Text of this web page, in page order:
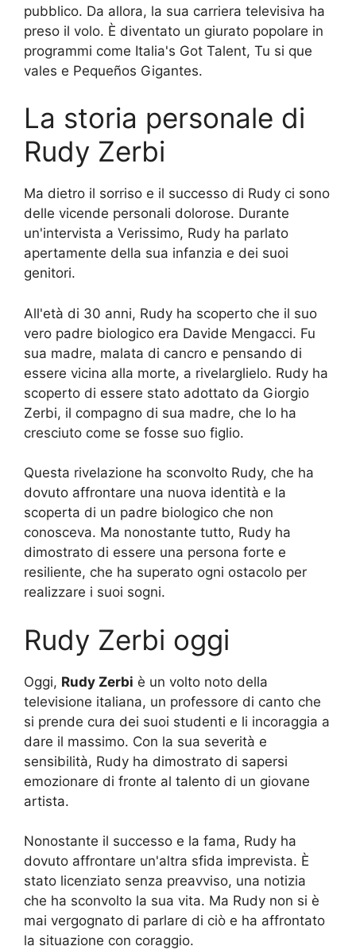
pubblico. Da allora, la sua carriera televisiva ha
preso il volo. È diventato un giurato popolare in
programmi come Italia's Got Talent, Tu si que
vales e Pequeños Gigantes.
La storia personale di
Rudy Zerbi
Ma dietro il sorriso e il successo di Rudy ci sono
delle vicende personali dolorose. Durante
un'intervista a Verissimo, Rudy ha parlato
apertamente della sua infanzia e dei suoi
genitori.
All'età di 30 anni, Rudy ha scoperto che il suo
vero padre biologico era Davide Mengacci. Fu
sua madre, malata di cancro e pensando di
essere vicina alla morte, a rivelarglielo. Rudy ha
scoperto di essere stato adottato da Giorgio
Zerbi, il compagno di sua madre, che lo ha
cresciuto come se fosse suo figlio.
Questa rivelazione ha sconvolto Rudy, che ha
dovuto affrontare una nuova identità e la
scoperta di un padre biologico che non
conosceva. Ma nonostante tutto, Rudy ha
dimostrato di essere una persona forte e
resiliente, che ha superato ogni ostacolo per
realizzare i suoi sogni.
Rudy Zerbi oggi
Oggi, Rudy Zerbi è un volto noto della
televisione italiana, un professore di canto che
si prende cura dei suoi studenti e li incoraggia a
dare il massimo. Con la sua severità e
sensibilità, Rudy ha dimostrato di sapersi
emozionare di fronte al talento di un giovane
artista.
Nonostante il successo e la fama, Rudy ha
dovuto affrontare un'altra sfida imprevista. È
stato licenziato senza preavviso, una notizia
che ha sconvolto la sua vita. Ma Rudy non si è
mai vergognato di parlare di ciò e ha affrontato
la situazione con coraggio.